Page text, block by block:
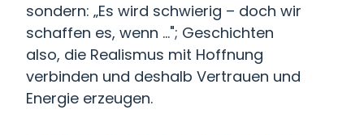
sondern: „Es wird schwierig – doch wir
schaffen es, wenn …"; Geschichten
also, die Realismus mit Hoffnung
verbinden und deshalb Vertrauen und
Energie erzeugen.